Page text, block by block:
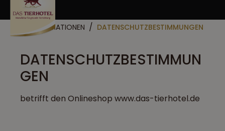
INFORMATIONEN DATENSCHUTZBESTIMMUNGEN
DATENSCHUTZBESTIMMUN
GEN
betrifft den Onlineshop www.das-tierhotel.de